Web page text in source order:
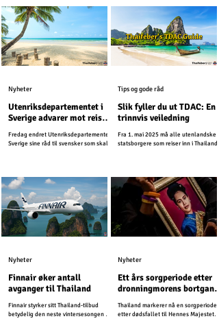
hver side av grensen mellom Thailand
og Kambodsja. Den forrige
reiseadvarselen gjaldt for 20 kilometer
fra grensen.
Utenriksdepartementet i
Sverige advarer mot reiser
til ferieøyer i Thailand
Fredag endret Utenriksdepartementet i
Sverige sine råd til svensker som skal
Nyheter
Slik fyller du ut TDAC: En
trinnvis veiledning
Fra 1. mai 2025 må alle utenlandske
statsborgere som reiser inn i Thailand
papirskjemaet TM6 og forenkler
immigrasjonsprosessen.
Tips og gode råd
Finnair øker antall
avganger til Thailand
Finnair styrker sitt Thailand-tilbud
betydelig den neste vintersesongen og
Nyheter
Ett års sorgperiode etter
dronningmorens bortgang
– turismen vil fortsette
som normalt
Thailand markerer nå en sorgperiode
etter dødsfallet til Hennes Majestet
Nyheter